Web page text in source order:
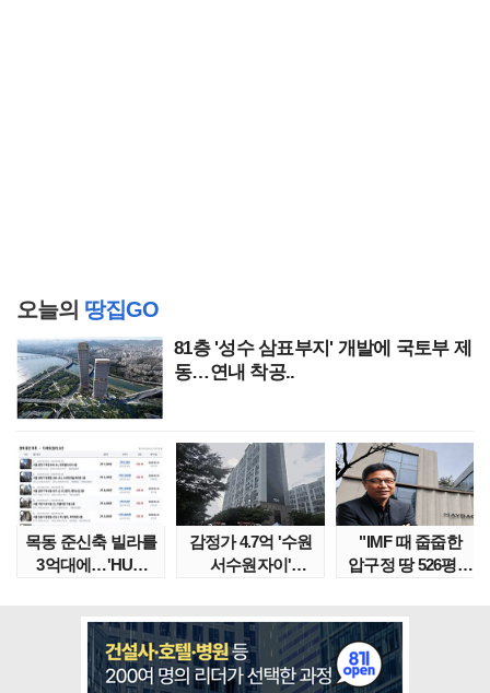
오늘의 땅집GO
81층 '성수 삼표부지' 개발에 국토부 제
동…연내 착공..
목동 준신축 빌라를
3억대에…'HUG
감정가 4.7억 '수원
서수원자이'
"IMF 때 줍줍한
압구정 땅 526평의